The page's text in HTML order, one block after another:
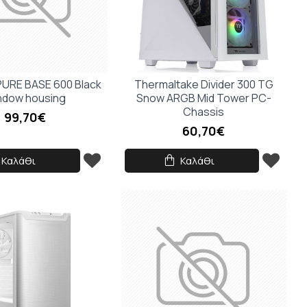
BASE 600 Black
housing
99,70€
Καλάθι
Thermaltake Divider 300 TG
Snow ARGB Mid Tower PC-
Chassis
60,70€
Καλάθι